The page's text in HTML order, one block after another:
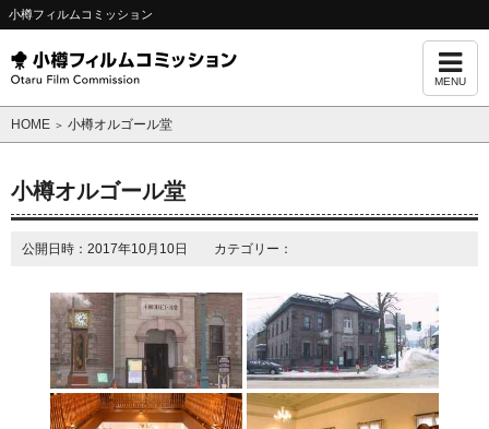
小樽フィルムコミッション
MENU
HOME ＞ 小樽オルゴール堂
小樽オルゴール堂
公開日時：2017年10月10日 カテゴリー：